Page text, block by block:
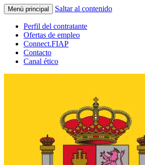
Menú principal Saltar al contenido
Perfil del contratante
Ofertas de empleo
Connect.FIAP
Contacto
Canal ético